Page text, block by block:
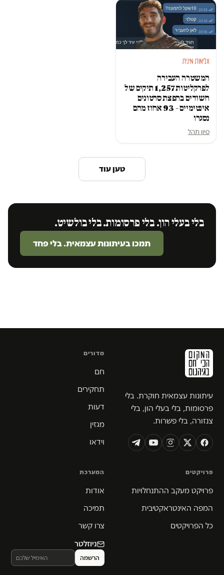
אלימות מינית
המשטרה העבירה
לפרקליטות 1,257 תיקים של
חשודים בהפצת סרטונים
אינטימיים – 93 אחוז מהם
נסגרו
סיון תהל
טען עוד
בלי בעלי הון. בלי פרסומות. בלי בולשיט.
תמכו בעיתונות עצמאית. בלי פחד
עיתונות עצמאית חוקרת. בלי
פרסומות, בלי בעלי הון, בלי
צנזורה, בלי פשרות.
מדורים
חם
תחקירים
דעות
מגזין
וידאו
פרויקטים
פרויקט מעקב ההתנחלויות
המפה האינטראקטיבית
כל הפרויקטים
המערכת
אודות
תמיכה
צרו קשר
ניוזלטר